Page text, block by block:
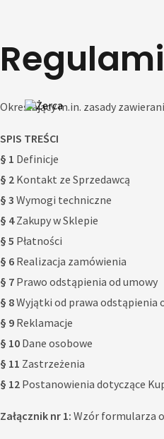
content
Określający m.in. zasady
SPIS TREŚCI
§ 1 Definicje
§ 2 Kontakt ze Sprzedawcą
§ 3 Wymogi techniczne
§ 4Zakupy w Sklepie
§ 5 Płatności
§ 6 Realizacja zamówienia
§ 7 Prawo odstąpienia od umowy
§ 8Wyjątki od prawa odstąpienia
§ 9 Reklamacje
§ 10 Dane osobowe
§ 11 Zastrzeżenia
§ 12 Postanowienia dotyczące
Załącznik nr 1: Wzór formularza